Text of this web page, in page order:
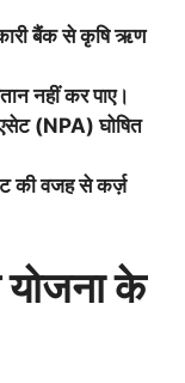
बैंक से कृषि ऋण
नहीं कर पाए।
(NPA) घोषित
की वजह से कर्ज़
के